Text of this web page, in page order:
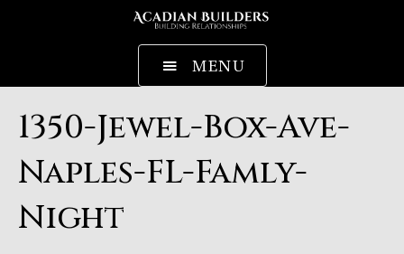
MENU
1350-Jewel-Box-Ave-
Naples-FL-Famly-
Night